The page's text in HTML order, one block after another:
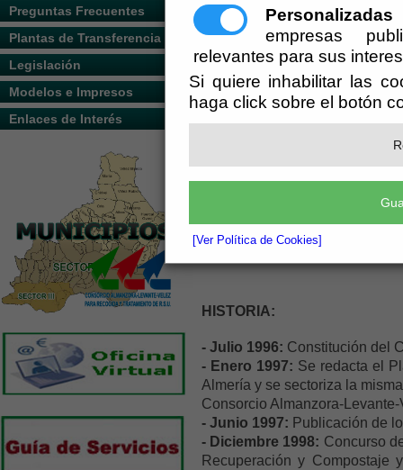
Personalizadas
empresas
relevantes para sus
Si quiere inhabilitar las
haga click sobre el botón
[Ver Política de Cookies]
Preguntas Frecuentes
Plantas de Transferencia
Legislación
Modelos e Impresos
Enlaces de Interés
HISTORIA:
- Julio 1996: Constitución del
- Enero 1997: Se redacta el
Almería y se sectoriza la
Consorcio Almanzora-
- Junio 1997: Publicación de
- Diciembre 1998: Concurso
Recuperación y Compostaje